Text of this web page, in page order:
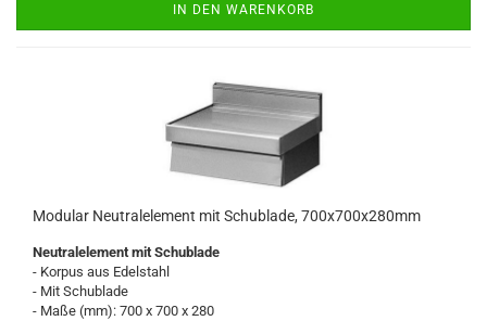
IN DEN WARENKORB
Modular Neutralelement mit Schublade, 700x700x280mm
Neutralelement mit Schublade
- Korpus aus Edelstahl
- Mit Schublade
- Maße (mm): 700 x 700 x 280